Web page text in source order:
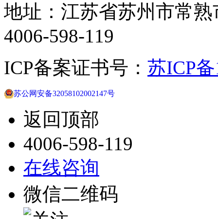
地址：江苏省苏州市常
4006-598-119
ICP备案证书号： 苏ICP
苏公网安备32058102002147号
返回顶部
4006-598-119
在线咨询
微信二维码